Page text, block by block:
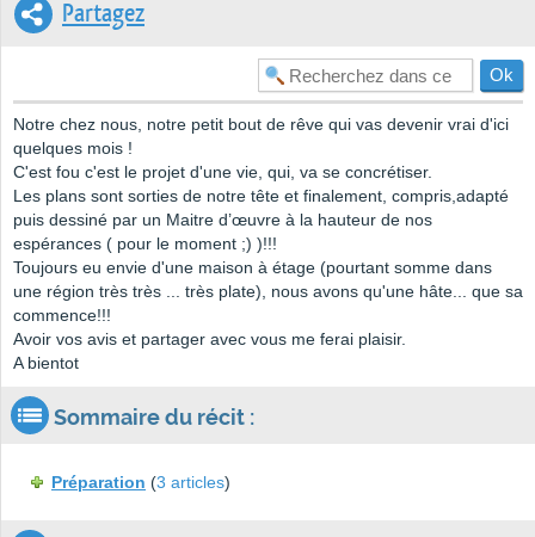
Partagez
Notre chez nous, notre petit bout de rêve qui vas devenir vrai d'ici
quelques mois !
C'est fou c'est le projet d'une vie, qui, va se concrétiser.
Les plans sont sorties de notre tête et finalement, compris,adapté
puis dessiné par un Maitre d’œuvre à la hauteur de nos
espérances ( pour le moment ;) )!!!
Toujours eu envie d'une maison à étage (pourtant somme dans
une région très très ... très plate), nous avons qu'une hâte... que sa
commence!!!
Avoir vos avis et partager avec vous me ferai plaisir.
A bientot
Sommaire du récit :
Préparation (3 articles)